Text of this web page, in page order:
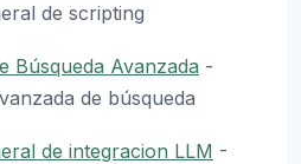
de scripting
Búsqueda Avanzada -
de búsqueda
de integracion LLM -